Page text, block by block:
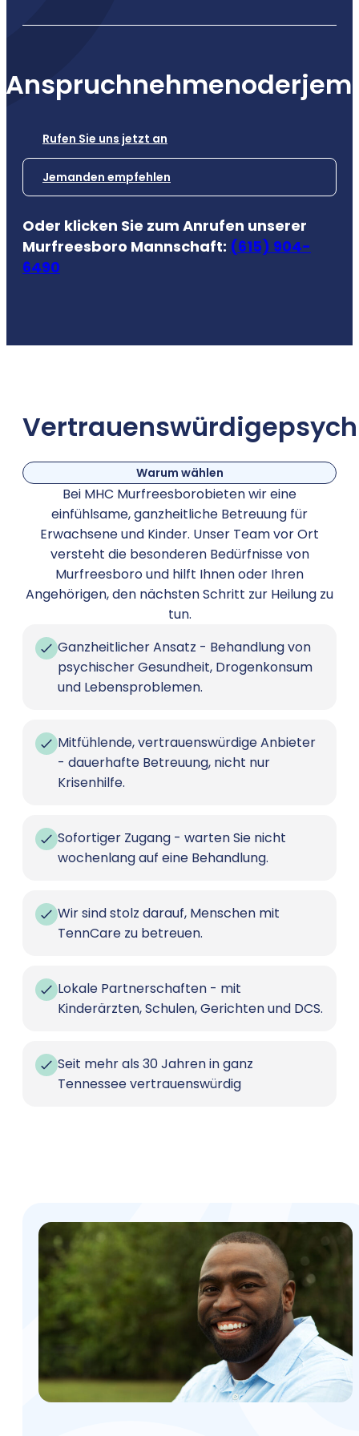
Anspruchnehmenoder
Rufen Sie uns jetzt an
Jemanden empfehlen
Oder klicken Sie zum Anrufen unserer
Murfreesboro Mannschaft: (615) 904-
6490
Vertrauenswürdige
Warum wählen
Bei MHC Murfreesborobieten wir eine
einfühlsame, ganzheitliche Betreuung für
Erwachsene und Kinder. Unser Team vor Ort
versteht die besonderen Bedürfnisse von
Murfreesboro und hilft Ihnen oder Ihren
Angehörigen, den nächsten Schritt zur Heilung zu
tun.
Ganzheitlicher Ansatz - Behandlung von
psychischer Gesundheit, Drogenkonsum
und Lebensproblemen.
Mitfühlende, vertrauenswürdige Anbieter
- dauerhafte Betreuung, nicht nur
Krisenhilfe.
Sofortiger Zugang - warten Sie nicht
wochenlang auf eine Behandlung.
Wir sind stolz darauf, Menschen mit
TennCare zu betreuen.
Lokale Partnerschaften - mit
Kinderärzten, Schulen, Gerichten und DCS.
Seit mehr als 30 Jahren in ganz
Tennessee vertrauenswürdig